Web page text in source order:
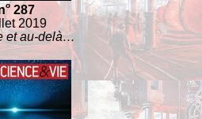
o287
2019
et au-delà…